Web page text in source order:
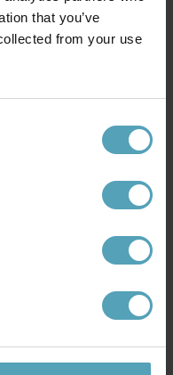
that you’ve
from your use
LIGHTING
40cm bordslampa